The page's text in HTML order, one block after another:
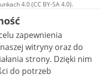
4.0 (CC BY-SA 4.0).
w tym zdjęcia, materiały
na licencji typu
autorstwa użycie
zależnych 4.0 (CC BY-
to stwierdzone inaczej.
zapewnienia
witryny oraz do
Dzięki nim
do potrzeb